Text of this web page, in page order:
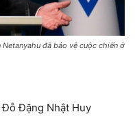
đã bảo vệ cuộc chiến ở
Đỗ Đặng Nhật Huy